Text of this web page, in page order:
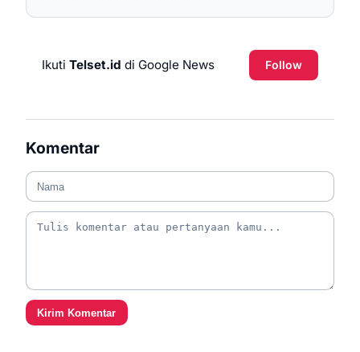
Ikuti Telset.id di Google News Follow
Komentar
Kirim Komentar